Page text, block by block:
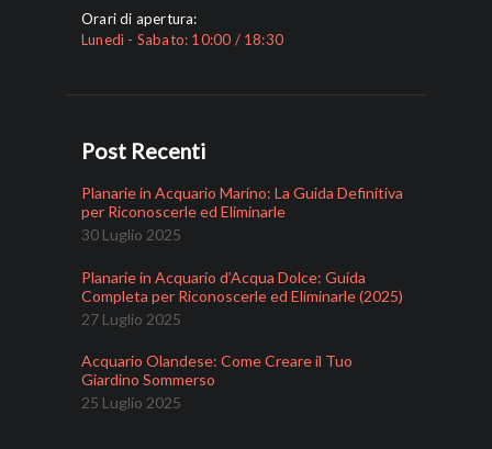
Orari di apertura:
Lunedì - Sabato: 10:00 / 18:30
Post Recenti
Planarie in Acquario Marino: La Guida Definitiva
per Riconoscerle ed Eliminarle
30 Luglio 2025
Planarie in Acquario d’Acqua Dolce: Guida
Completa per Riconoscerle ed Eliminarle (2025)
27 Luglio 2025
Acquario Olandese: Come Creare il Tuo
Giardino Sommerso
25 Luglio 2025